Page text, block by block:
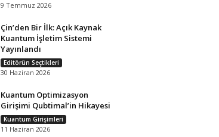
9 Temmuz 2026
Çin’den Bir İlk: Açık Kaynak
Kuantum İşletim Sistemi
Yayınlandı
Editörün Seçtikleri
30 Haziran 2026
Kuantum Optimizasyon
Girişimi Qubtimal’in Hikayesi
Kuantum Girişimleri
11 Haziran 2026